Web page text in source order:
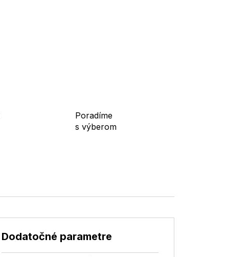
Poradíme
s výberom
Dodatočné parametre